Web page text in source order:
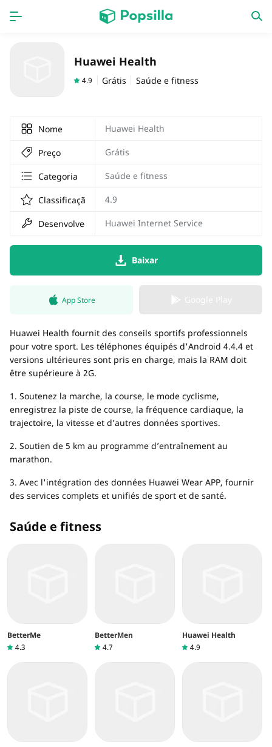
Nouveautés
Huawei Health
4.9 Grátis Saúde e fitness
Nome Huawei Health
Preço Grátis
Categoria Saúde e fitness
Classificação 4.9
Desenvolvedor Huawei Internet Service
Baixar
App Store
Huawei Health fournit des conseils sportifs professionnels
pour votre sport. Les téléphones équipés d'Android 4.4.4 et
versions ultérieures sont pris en charge, mais la RAM doit
être supérieure à 2G.
1. Soutenez la marche, la course, le mode cyclisme,
enregistrez la piste de course, la fréquence cardiaque, la
trajectoire, la vitesse et d’autres données sportives.
2. Soutien de 5 km au programme d’entraînement au
marathon.
3. Avec l'intégration des données Huawei Wear APP, fournir
des services complets et unifiés de sport et de santé.
Saúde e fitness
BetterMe
4.3
BetterMen
4.7
Huawei Health
4.9